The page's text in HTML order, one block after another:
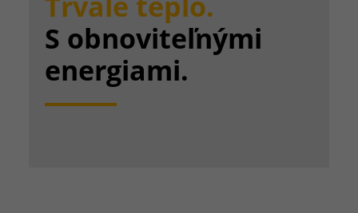
S obnoviteľnými
energiami.